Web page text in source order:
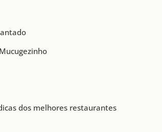
dos melhores restaurantes